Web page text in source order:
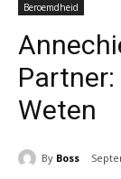
Beroemdheid
Weten
By Boss